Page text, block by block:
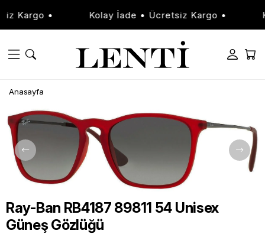
Kargo • Kolay İade • Ücretsiz Kargo •
Anasayfa
Ray-Ban RB4187 89811 54 Unisex
Güneş Gözlüğü